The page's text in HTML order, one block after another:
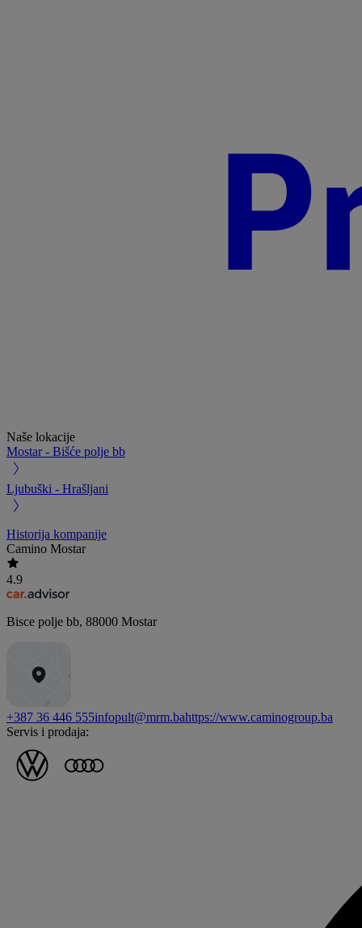
Naše lokacije
Mostar - Bišće polje bb
Ljubuški - Hrašljani
Historija kompanije
Camino Mostar
4.9
Bisce polje bb, 88000 Mostar
+387 36 446 555infopult@mrm.bahttps://www.caminogroup.ba
Servis i prodaja: